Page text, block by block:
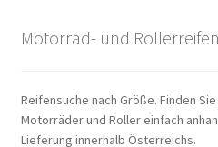
Motorrad- und Rollerreifen
Reifensuche nach Größe. Finden
Motorräder und Roller einfach
Lieferung innerhalb Österreichs.